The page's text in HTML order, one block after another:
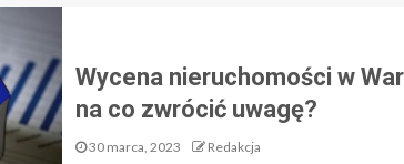
Wycena nieruchomości w
na co zwrócić uwagę?
30 marca, 2023 Redakcja